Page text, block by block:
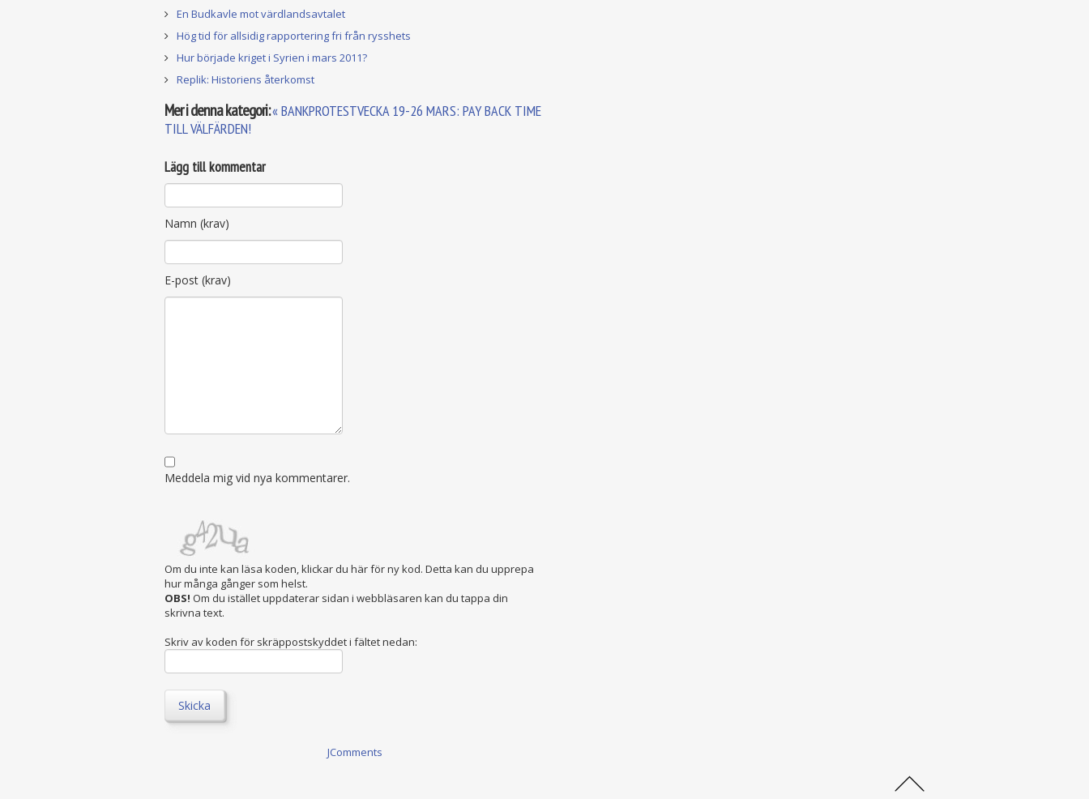
En Budkavle mot värdlandsavtalet
Hög tid för allsidig rapportering fri från rysshets
Hur började kriget i Syrien i mars 2011?
Replik: Historiens återkomst
Mer i denna kategori:« BANKPROTESTVECKA 19-26 MARS: PAY BACK TIME
TILL VÄLFÄRDEN!
Lägg till kommentar
Namn (krav)
E-post (krav)
Meddela mig vid nya kommentarer.
Om du inte kan läsa koden, klickar du här för ny kod. Detta kan du upprepa
hur många gånger som helst.
OBS! Om du istället uppdaterar sidan i webbläsaren kan du tappa din
skrivna text.
Skriv av koden för skräppostskyddet i fältet nedan:
Skicka
JComments